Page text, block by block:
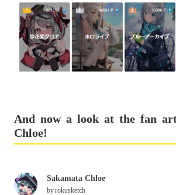
And now a look at the fan
Chloe!
Sakamata Chloe
byrokusketch